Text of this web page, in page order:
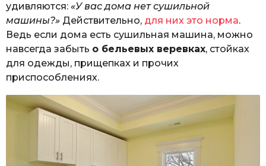
удивляются: «У вас дома нет сушильной
машины?» Действительно, для них это норма.
Ведь если дома есть сушильная машина, можно
навсегда забыть о бельевых веревках, стойках
для одежды, прищепках и прочих
приспособлениях.